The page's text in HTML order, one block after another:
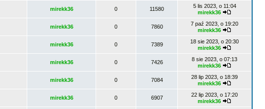
mirekk36 0 11580
5 lis 2023, o 11:04
mirekk36
mirekk36 0 7860
7 paź 2023, o 19:20
mirekk36
mirekk36 0 7389
18 sie 2023, o 20:30
mirekk36
mirekk36 0 7426
8 sie 2023, o 07:13
mirekk36
mirekk36 0 7084
28 lip 2023, o 18:39
mirekk36
mirekk36 0 6907
22 lip 2023, o 17:20
mirekk36